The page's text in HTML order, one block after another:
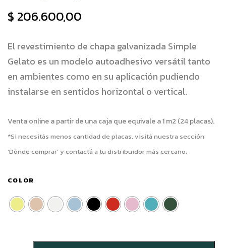
$ 206.600,00
El revestimiento de chapa galvanizada Simple
Gelato es un modelo autoadhesivo versátiltanto
en ambientes como en su aplicación pudiendo
instalarse en sentidos horizontal o vertical.
Venta online a partir de una caja que equivale a 1 m2 (24 placas).
*Si necesitás menos cantidad de placas, visitá nuestra sección
‘Dónde comprar’ y contactá a tu distribuidor más cercano.
COLOR